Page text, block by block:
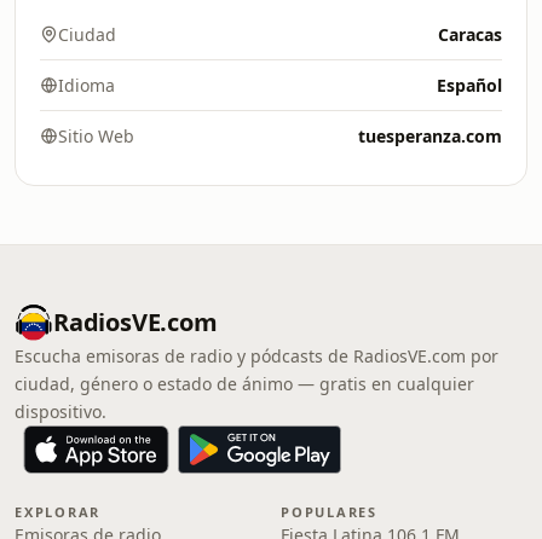
Ciudad Caracas
Idioma Español
Sitio Web tuesperanza.com
RadiosVE.com
Escucha emisoras de radio y pódcasts de RadiosVE.com por
ciudad, género o estado de ánimo — gratis en cualquier
dispositivo.
EXPLORAR POPULARES